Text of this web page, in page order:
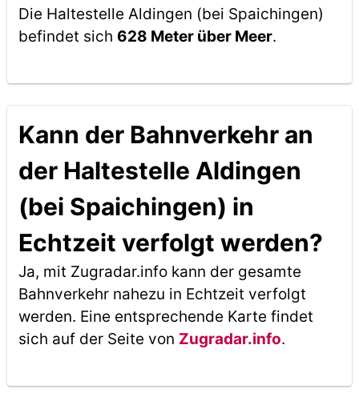
Die Haltestelle Aldingen (bei Spaichingen)
befindet sich 628 Meter über Meer.
Kann der Bahnverkehr an
der Haltestelle Aldingen
(bei Spaichingen) in
Echtzeit verfolgt werden?
Ja, mit Zugradar.info kann der gesamte
Bahnverkehr nahezu in Echtzeit verfolgt
werden. Eine entsprechende Karte findet
sich auf der Seite von Zugradar.info.